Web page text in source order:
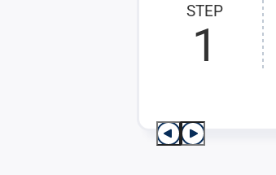
STEP
1